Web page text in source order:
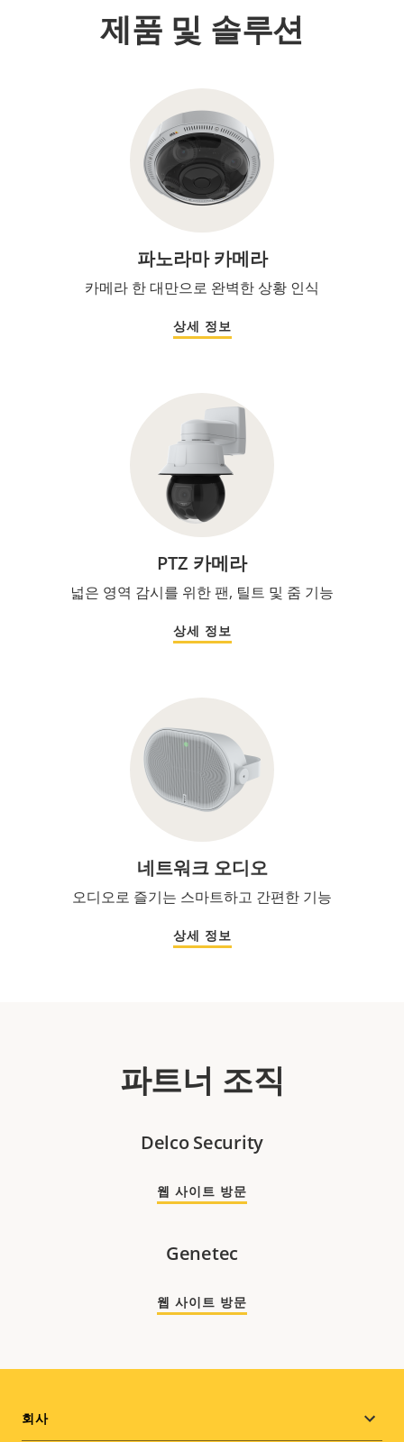
제품 및 솔루션
파노라마 카메라
카메라 한 대만으로 완벽한 상황 인식
상세 정보
PTZ 카메라
넓은 영역 감시를 위한 팬, 틸트 및 줌 기능
상세 정보
네트워크 오디오
오디오로 즐기는 스마트하고 간편한 기능
상세 정보
파트너 조직
Delco Security
웹 사이트 방문
Genetec
웹 사이트 방문
Footer
회사